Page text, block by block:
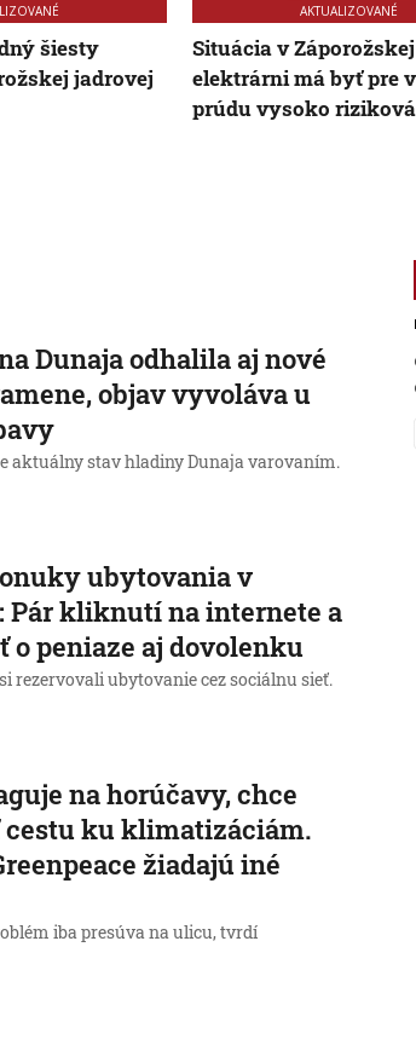
šiesty
jadrovej
AKTUALIZOVANÉ
Situácia v Záporožskej
elektrárni má byť pre
prúdu vysoko riziková
Dunaja odhalila aj nové
objav vyvoláva u
aktuálny stav hladiny Dunaja varovaním.
ubytovania v
Pár kliknutí na internete a
o peniaze aj dovolenku
rezervovali ubytovanie cez sociálnu sieť.
na horúčavy, chce
cestu ku klimatizáciám.
žiadajú iné
iba presúva na ulicu, tvrdí